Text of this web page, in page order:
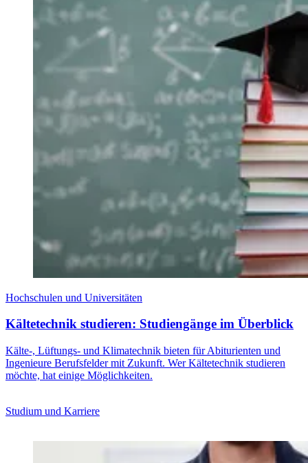
Hochschulen und Universitäten
Kältetechnik studieren: Studiengänge im Überblick
Kälte-, Lüftungs- und Klimatechnik bieten für Abiturienten und
Ingenieure Berufsfelder mit Zukunft. Wer Kältetechnik studieren
möchte, hat einige Möglichkeiten.
Studium und Karriere